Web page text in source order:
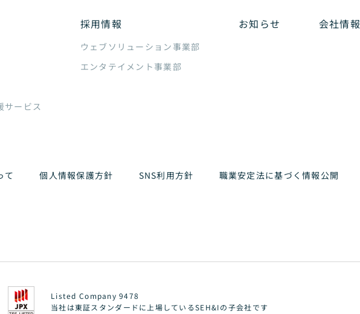
サービス
採用情報
ウェブソリューション事業部
エンタテイメント事業部
お知らせ 会社情報
て 個人情報保護方針 SNS利用方針 職業安定法に基づく情報公開
Listed Company 9478
当社は東証スタンダードに上場しているSEH&Iの子会社です